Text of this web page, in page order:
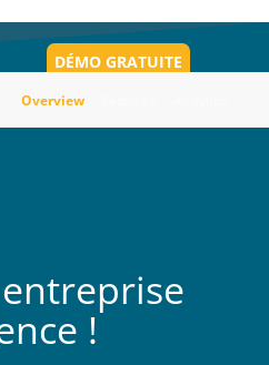
DÉMO GRATUITE
Overview
!